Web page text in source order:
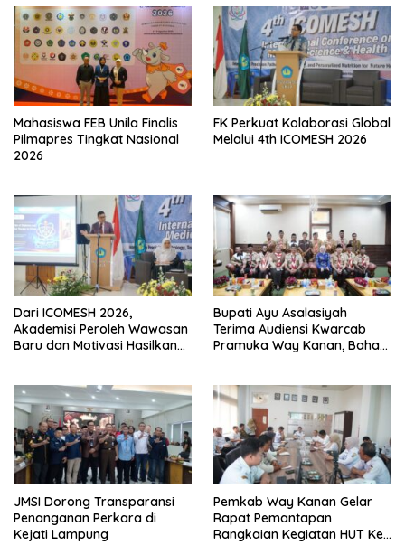
Mahasiswa FEB Unila Finalis
Pilmapres Tingkat Nasional
2026
FK Perkuat Kolaborasi Global
Melalui 4th ICOMESH 2026
Dari ICOMESH 2026,
Akademisi Peroleh Wawasan
Baru dan Motivasi Hasilkan
Bupati Ayu Asalasiyah
Terima Audiensi Kwarcab
Pramuka Way Kanan, Bahas
JMSI Dorong Transparansi
Penanganan Perkara di
Kejati Lampung
Pemkab Way Kanan Gelar
Rapat Pemantapan
Rangkaian Kegiatan HUT Ke-